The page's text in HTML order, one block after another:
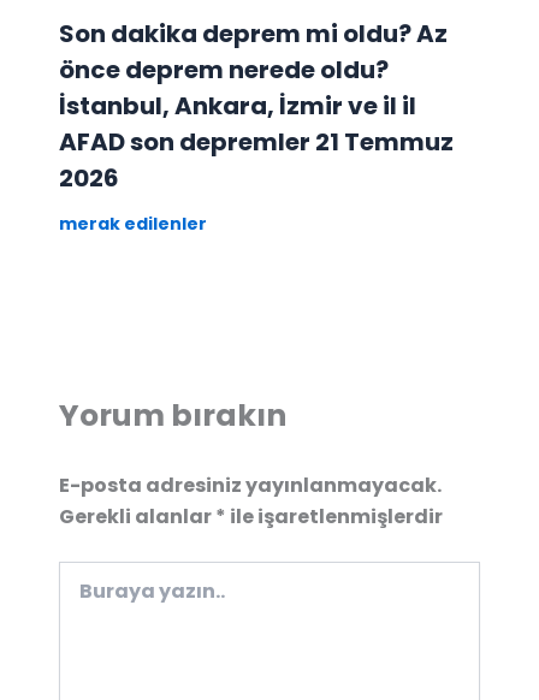
Son dakika deprem mi oldu? Az
önce deprem nerede oldu?
İstanbul, Ankara, İzmir ve il il
AFAD son depremler 21 Temmuz
2026
merak edilenler
Yorum bırakın
E-posta adresiniz yayınlanmayacak.
Gerekli alanlar* ile işaretlenmişlerdir
yazın..